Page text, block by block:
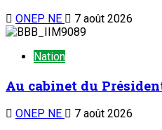
ONEP NE 7 août 2026
Nation
Au cabinet du
ONEP NE 7 août 2026